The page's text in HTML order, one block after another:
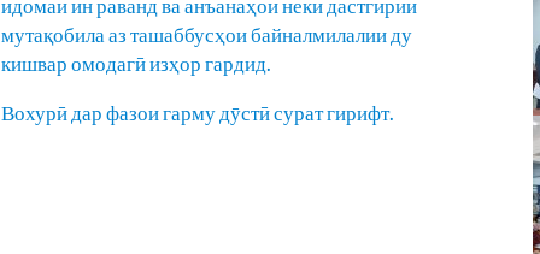
идомаи ин раванд ва анъанаҳои неки дастгирии
мутақобила аз ташаббусҳои байналмилалии ду
кишвар омодагӣ изҳор гардид.
Вохурӣ дар фазои гарму дӯстӣ сурат гирифт.